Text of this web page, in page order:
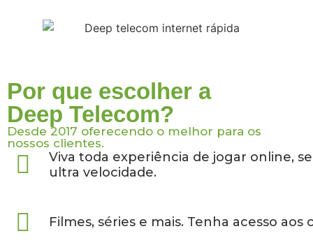
Por que escolher a
Deep Telecom?
Desde 2017 oferecendo o melhor para os
nossos clientes.
Viva toda experiência de jogar online,
ultra velocidade.
Filmes, séries e mais. Tenha acesso